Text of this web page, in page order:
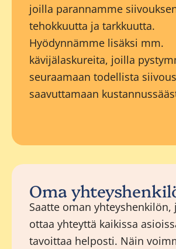
joilla parannamme
tehokkuutta ja tarkkuutta.
Hyödynnämme lisäksi mm.
kävijälaskureita, joilla
seuraamaan todellista
saavuttamaan
Oma
Saatte oman yhteyshenkilön,
ottaa yhteyttä kaikissa
tavoittaa helposti. Näin